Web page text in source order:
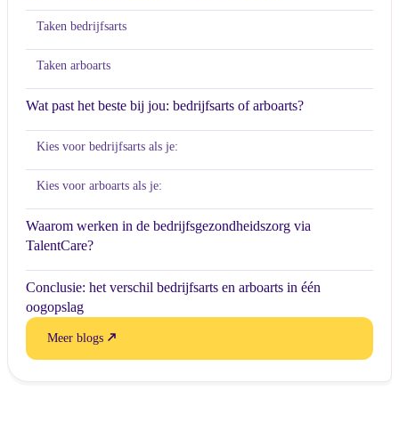
Taken bedrijfsarts
Taken arboarts
Wat past het beste bij jou: bedrijfsarts of arboarts?
Kies voor bedrijfsarts als je:
Kies voor arboarts als je:
Waarom werken in de bedrijfsgezondheidszorg via
TalentCare?
Conclusie: het verschil bedrijfsarts en arboarts in één
oogopslag
Meer blogs